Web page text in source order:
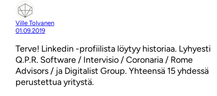
Ville Tolvanen
01.09.2019
Terve! Linkedin -profiilista löytyy historiaa. Lyhyesti
Q.P.R. Software / Intervisio / Coronaria / Rome
Advisors / ja Digitalist Group. Yhteensä 15 yhdessä
perustettua yritystä.